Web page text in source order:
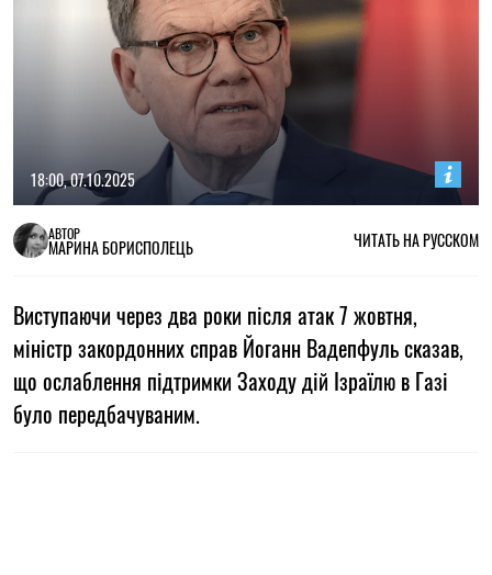
18:00, 07.10.2025
АВТОР
МАРИНА БОРИСПОЛЕЦЬ ЧИТАТЬ НА РУССКОМ
Виступаючи через два роки після атак 7 жовтня,
міністр закордонних справ Йоганн Вадепфуль сказав,
що ослаблення підтримки Заходу дій Ізраїлю в Газі
було передбачуваним.